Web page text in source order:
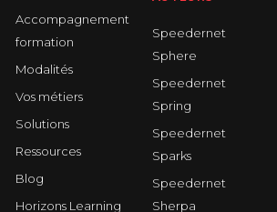
Accompagnement
formation
Modalités
Vos métiers
Solutions
Ressources
Blog
Horizons Learning
Speedernet
Sphere
Speedernet
Spring
Speedernet
Sparks
Speedernet
Sherpa